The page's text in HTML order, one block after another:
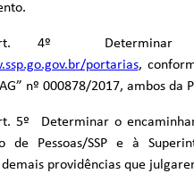
4º Determinar a
portarias,
nº 000878/2017, ambos da
5º Determinar o
de Pessoas/SSP e à
providências que